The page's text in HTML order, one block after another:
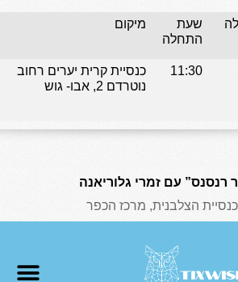
שעת
התחלה
מיקום
11:30
כנסיית קרית יערים רחוב
נוטרדם 2, אבו- גוש
הצלבנית, מרכז הכפר